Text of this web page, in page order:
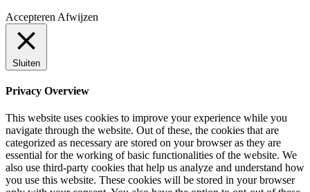
Accepteren Afwijzen
Sluiten
Privacy Overview
This website uses cookies to improve your experience while you
navigate through the website. Out of these, the cookies that are
categorized as necessary are stored on your browser as they are
essential for the working of basic functionalities of the website. We
also use third-party cookies that help us analyze and understand how
you use this website. These cookies will be stored in your browser